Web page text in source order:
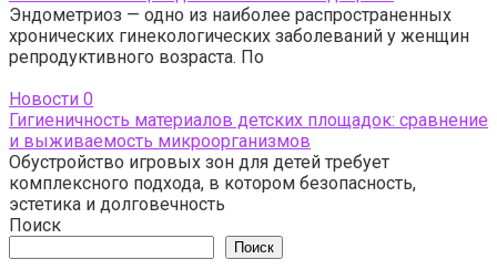
Эндометриоз — одно из наиболее распространенных
хронических гинекологических заболеваний у женщин
репродуктивного возраста. По
Новости 0
Гигиеничность материалов детских площадок: сравнение
и выживаемость микроорганизмов
Обустройство игровых зон для детей требует
комплексного подхода, в котором безопасность,
эстетика и долговечность
Поиск
Поиск